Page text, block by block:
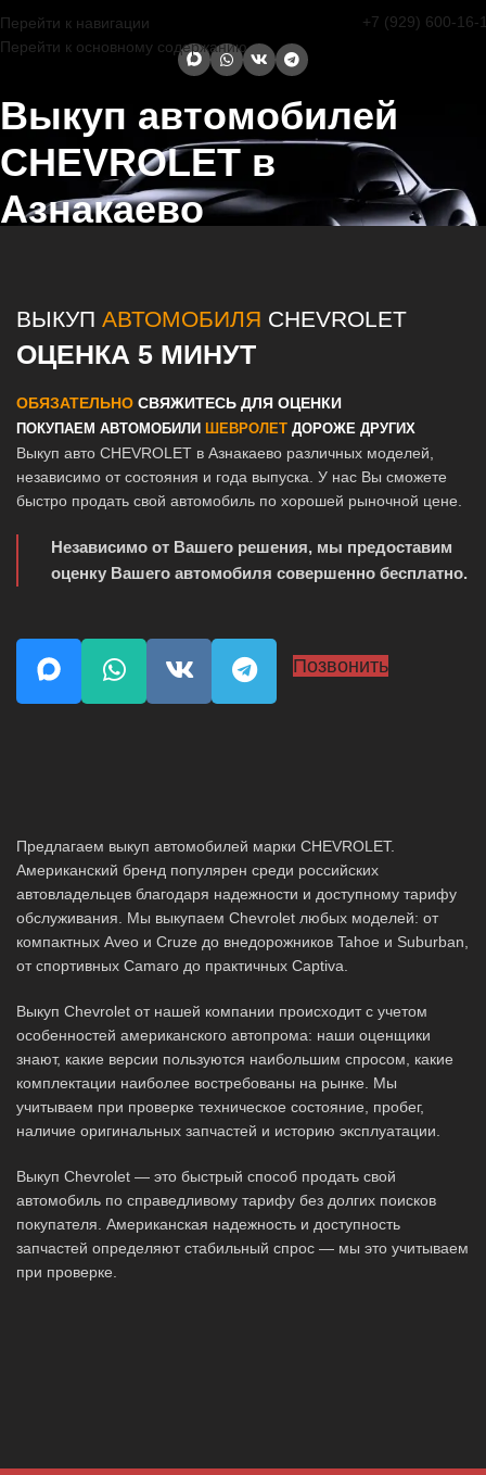
Перейти к навигации
Перейти к основному содержанию
+7 (929) 600-16-
Выкуп автомобилей
CHEVROLET в
Азнакаево
ВЫКУП АВТОМОБИЛЯ CHEVROLET
ОЦЕНКА 5 МИНУТ
ОБЯЗАТЕЛЬНО СВЯЖИТЕСЬ ДЛЯ ОЦЕНКИ
ПОКУПАЕМ АВТОМОБИЛИ ШЕВРОЛЕТ ДОРОЖЕ ДРУГИХ
Выкуп авто CHEVROLET в Азнакаево различных моделей,
независимо от состояния и года выпуска. У нас Вы сможете
быстро продать свой автомобиль по хорошей рыночной цене.
Независимо от Вашего решения, мы предоставим
оценку Вашего автомобиля совершенно бесплатно.
Позвонить
Предлагаем выкуп автомобилей марки CHEVROLET.
Американский бренд популярен среди российских
автовладельцев благодаря надежности и доступному тарифу
обслуживания. Мы выкупаем Chevrolet любых моделей: от
компактных Aveo и Cruze до внедорожников Tahoe и Suburban,
от спортивных Camaro до практичных Captiva.
Выкуп Chevrolet от нашей компании происходит с учетом
особенностей американского автопрома: наши оценщики
знают, какие версии пользуются наибольшим спросом, какие
комплектации наиболее востребованы на рынке. Мы
учитываем при проверке техническое состояние, пробег,
наличие оригинальных запчастей и историю эксплуатации.
Выкуп Chevrolet — это быстрый способ продать свой
автомобиль по справедливому тарифу без долгих поисков
покупателя. Американская надежность и доступность
запчастей определяют стабильный спрос — мы это учитываем
при проверке.